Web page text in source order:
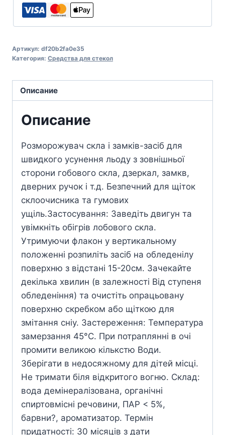
Артикул: df20b2fa0e35
Категория: Средства для стекол
Описание
Описание
Розморожувач скла і замків-засіб для
швидкого усунення льоду з зовнішньої
сторони гобового скла, дзеркал, замкв,
дверних ручок і т.д. Безпечний для щіток
склоочисника та гумових
ущіль.Застосування: Заведіть двигун та
увімкніть обігрів лобового скла.
Утримуючи флакон у вертикальному
положенні розпиліть засіб на обледенілу
поверхню з відстані 15-20см. Зачекайте
декілька хвилин (в залежності Від ступеня
обледеніння) та очистіть опрацьовану
поверхню скребком або щіткою для
змітання сніy. Застереження: Температура
замерзання 45°С. При потраплянні в очі
промити великою кількстю Води.
Зберігати в недосяжному для дітей місці.
Не тримати біля відкритого вогню. Склад:
вода демінералізована, органічні
спиртовмісні речовини, ПАР < 5%,
барвни?, ароматизатор. Термін
придатності: 30 місяців з дати